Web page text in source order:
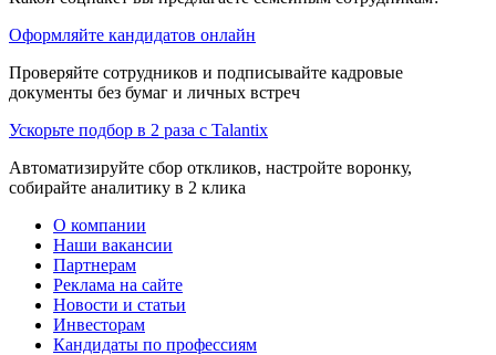
Оформляйте кандидатов онлайн
Проверяйте сотрудников и подписывайте кадровые
документы без бумаг и личных встреч
Ускорьте подбор в 2 раза с Talantix
Автоматизируйте сбор откликов, настройте воронку,
собирайте аналитику в 2 клика
О компании
Наши вакансии
Партнерам
Реклама на сайте
Новости и статьи
Инвесторам
Кандидаты по профессиям